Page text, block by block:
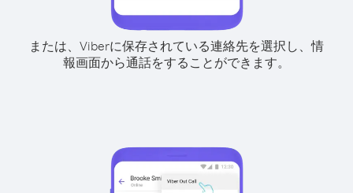
または、Viberに保存されている連絡先を選択し、情
報画面から通話をすることができます。